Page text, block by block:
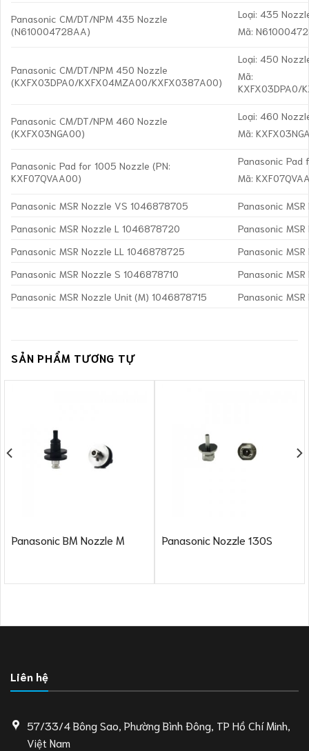
Panasonic CM/DT/NPM 435 Nozzle
(N610004728AA)
Loại: 435
Mã:
Panasonic CM/DT/NPM 450 Nozzle
(KXFX03DPA0/KXFX04MZA00/KXFX0387A00)
Loại: 450
Mã:
KXFX03DPA0/
Panasonic CM/DT/NPM 460 Nozzle
(KXFX03NGA00)
Loại: 460
Mã:
Panasonic Pad for 1005 Nozzle (PN:
KXF07QVAA00)
Panasonic Pad
Mã:
Panasonic MSR Nozzle VS 1046878705
Panasonic
Panasonic MSR Nozzle L 1046878720
Panasonic
Panasonic MSR Nozzle LL 1046878725
Panasonic
Panasonic MSR Nozzle S 1046878710
Panasonic
Panasonic MSR Nozzle Unit (M) 1046878715
Panasonic
SẢN PHẨM TƯƠNG TỰ
Panasonic BM Nozzle M Panasonic Nozzle 130S
Liên hệ
57/33/4 Bông Sao, Phường Bình Đông, TP Hồ Chí Minh,
Việt Nam